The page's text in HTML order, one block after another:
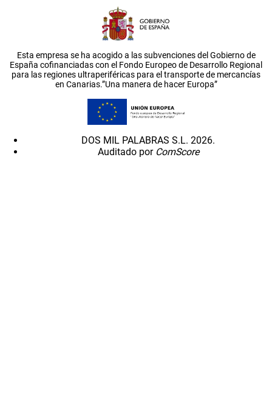
Esta empresa se ha acogido a las subvenciones del Gobierno de
España cofinanciadas con el Fondo Europeo de Desarrollo Regional
para las regiones ultraperiféricas para el transporte de mercancías
en Canarias.”Una manera de hacer Europa”
DOS MIL PALABRAS S.L. 2026.
Auditado por ComScore